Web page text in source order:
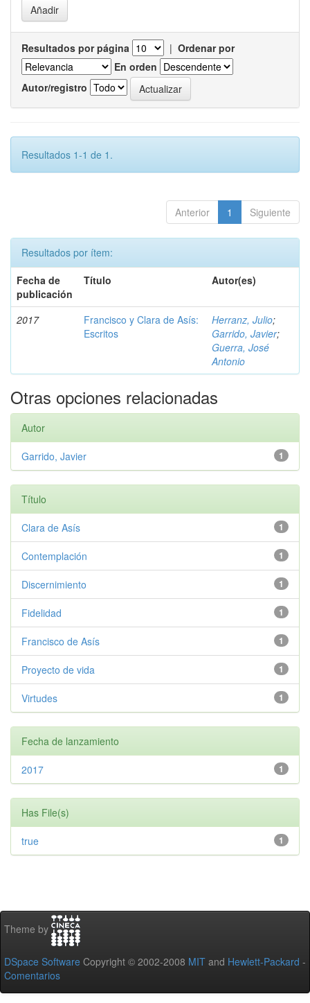
Resultados por página | Ordenar por
En orden
Autor/registro
Resultados 1-1 de 1.
Anterior 1 Siguiente
Resultados por ítem:
Fecha de
publicación
Título Autor(es)
2017
Francisco y Clara de Asís:
Escritos
Herranz, Julio;
Garrido, Javier;
Guerra, José
Antonio
Otras opciones relacionadas
Autor
1
Garrido, Javier
Título
1
Clara de Asís
1
Contemplación
1
Discernimiento
1
Fidelidad
1
Francisco de Asís
1
Proyecto de vida
1
Virtudes
Fecha de lanzamiento
1
2017
Has File(s)
1
true
Theme by
DSpace Software Copyright © 2002-2008 MIT and Hewlett-Packard -
Comentarios